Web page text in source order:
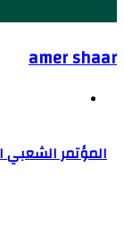
amer shaar
المؤتمر الشعبي